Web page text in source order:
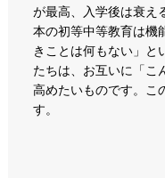
が最高、入学後は衰え
本の初等中等教育は機
きことは何もない」と
たちは、お互いに「こ
高めたいものです。こ
す。